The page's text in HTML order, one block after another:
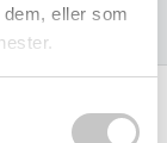
eller som